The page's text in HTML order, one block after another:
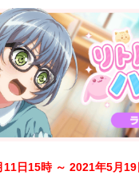
日15時 ～ 2021年5月